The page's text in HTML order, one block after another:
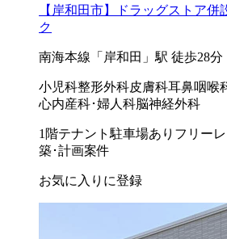
【岸和田市】ドラッグストア併
ク
南海本線「岸和田」駅 徒歩28分
小児科整形外科皮膚科耳鼻咽喉
心内産科･婦人科脳神経外科
1階テナント 駐車場あり フリー
築･計画案件
お気に入りに登録